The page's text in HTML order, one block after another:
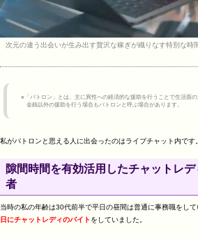
次元の違う出会いが生み出す贅沢な稼ぎが織りなす特別な時
※「パトロン」とは、主に異性への経済的な援助を行うことで生活面の
金銭以外の援助を行う場合もパトロンと呼ぶ場合があります。
私がパトロンと思える人に出会ったのはライブチャット内です。
隙間時間を有効活用したチャットレ
者
当時の私の年齢は30代前半で平日の昼間は普通に事務職をし
日にチャットレディのバイト をしていました。